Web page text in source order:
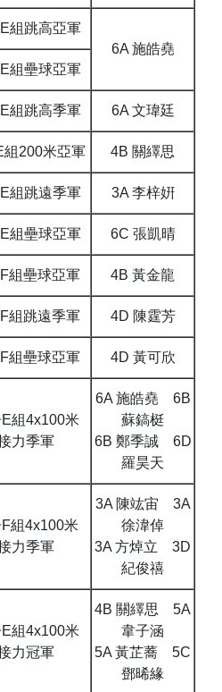
組跳高亞軍
6A 施皓堯
組壘球亞軍
組跳高季軍 6A 文瑋廷
組200米亞軍 4B 關繹思
組跳遠季軍 3A 李梓姸
組壘球亞軍 6C 張凱晴
組壘球亞軍 4B 黃金龍
組跳遠季軍 4D 陳霆芳
組壘球亞軍 4D 黃可欣
組4x100米
力季軍
6A 施皓堯 6B
蘇鎬梃
6B 鄭季誠 6D
羅昊天
組4x100米
力季軍
3A 陳竑宙 3A
徐湋倬
3A 方焯立 3D
紀俊禧
組4x100米
力冠軍
4B 關繹思 5A
韋子涵
5A 黃芷蕎 5C
鄧晞緣